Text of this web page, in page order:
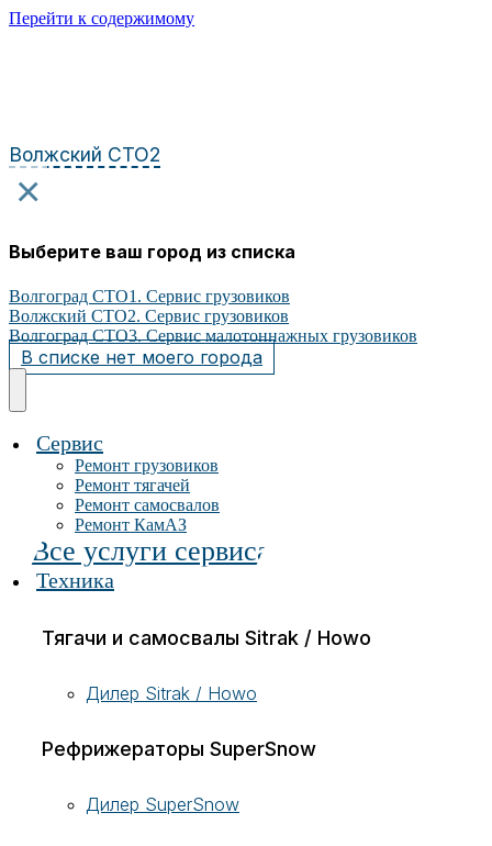
Перейти к содержимому
Волжский СТО2
×
Выберите ваш город из списка
Волгоград СТО1. Сервис грузовиков
Волжский СТО2. Сервис грузовиков
Волгоград СТО3. Сервис малотоннажных грузовиков
В списке нет моего города
Сервис
Ремонт грузовиков
Ремонт тягачей
Ремонт самосвалов
Ремонт КамАЗ
Все услуги сервиса
Техника
Тягачи и самосвалы Sitrak / Howo
Дилер Sitrak / Howo
Рефрижераторы SuperSnow
Дилер SuperSnow